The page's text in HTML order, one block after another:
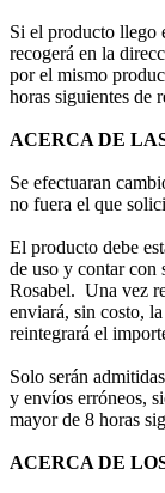
Si el producto llego
recogerá en la
por el mismo
horas siguientes de
ACERCA DE
Se efectuaran
no fuera el que
El producto debe
de uso y contar con
Rosabel. Una vez
enviará, sin costo,
reintegrará el
Solo serán
y envíos erróneos,
mayor de 8 horas
ACERCA DE